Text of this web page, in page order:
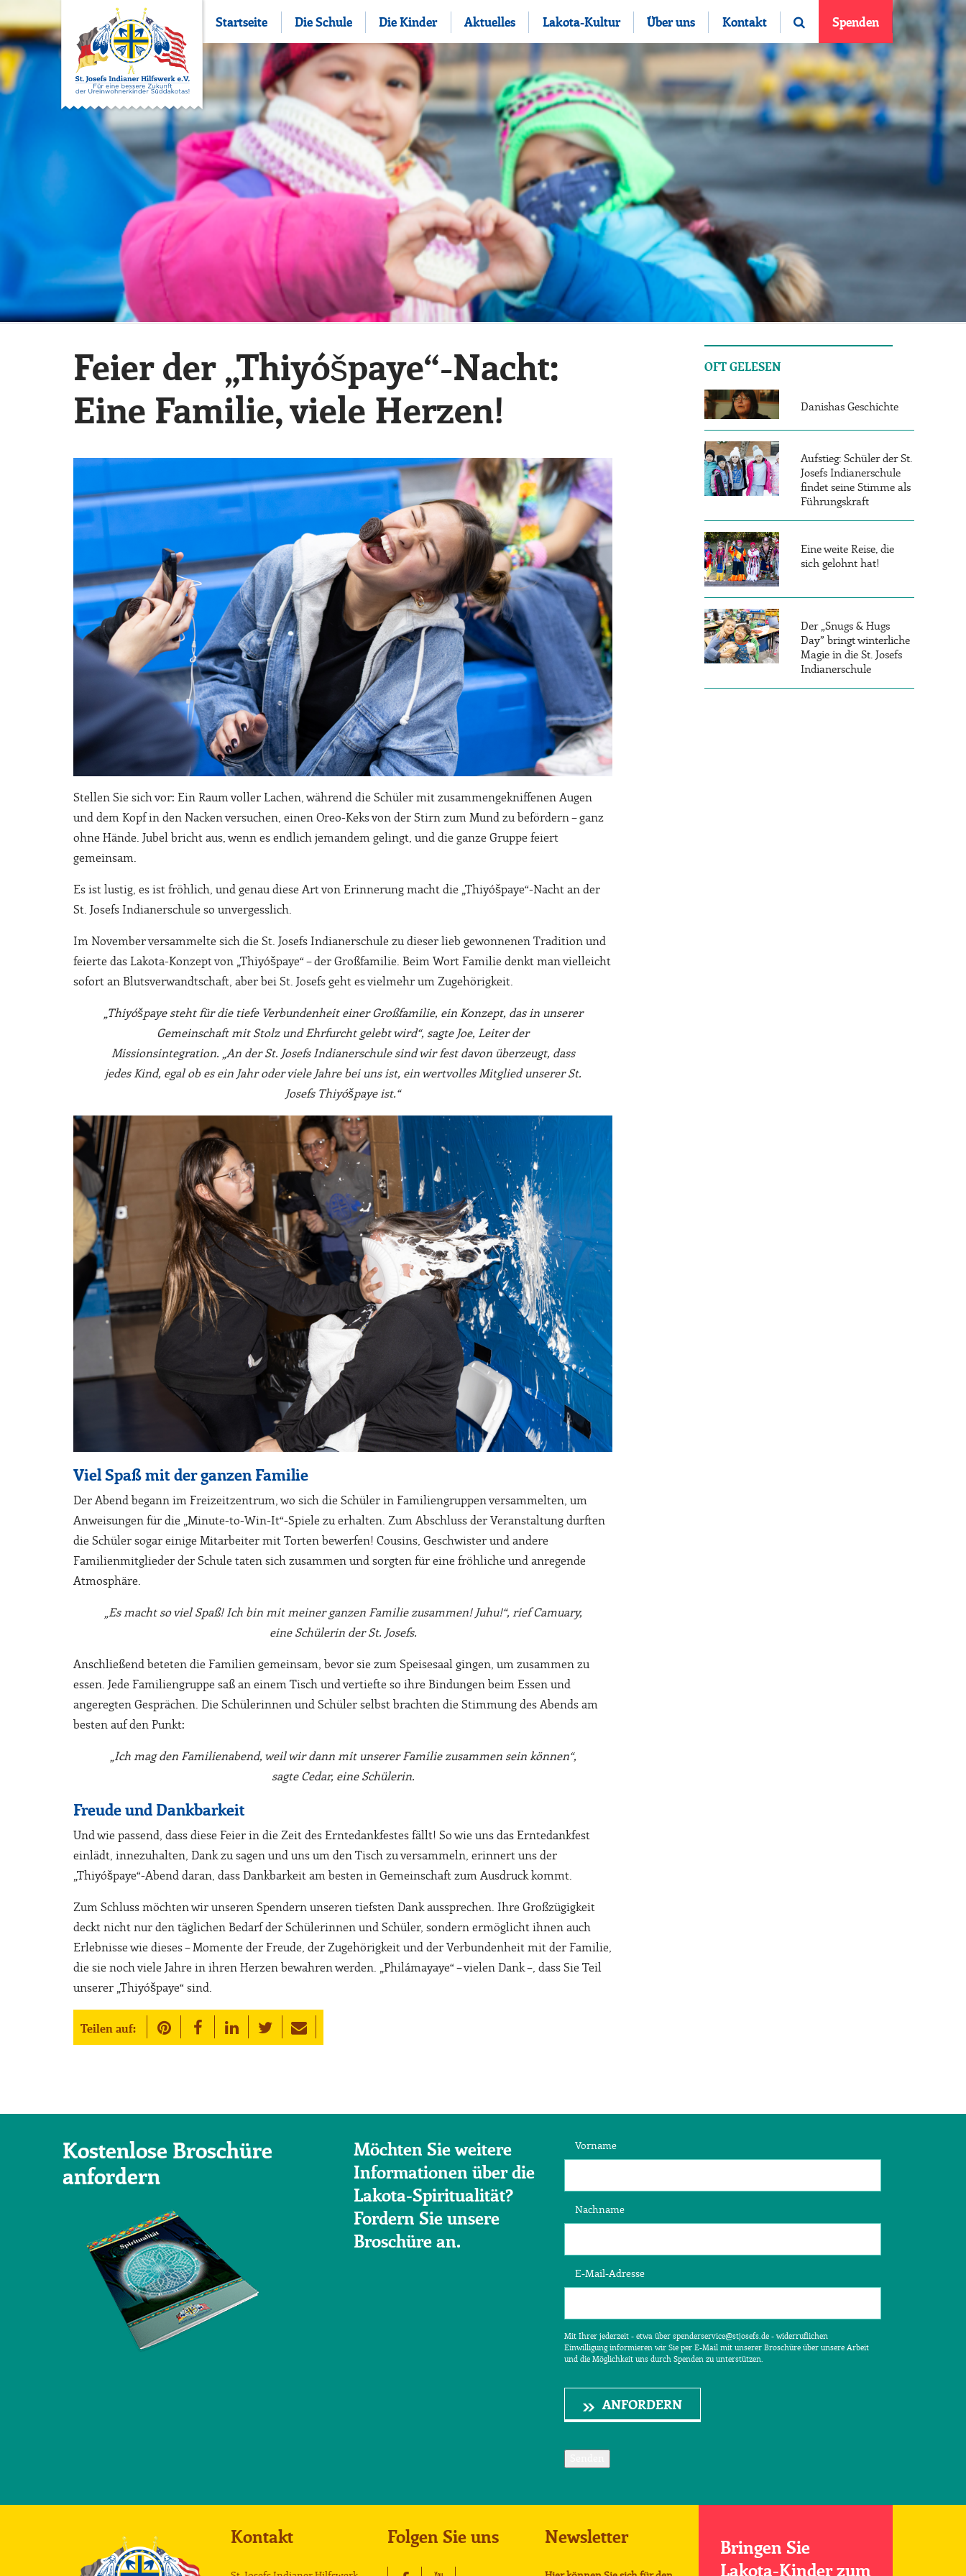
Startseite Die Schule Die Kinder Aktuelles Lakota-Kultur Über uns Kontakt Spenden
Feier der „Thiyóšpaye“-Nacht:
Eine Familie, viele Herzen!
Stellen Sie sich vor: Ein Raum voller Lachen, während die Schüler mit zusammengekniffenen Augen
und dem Kopf in den Nacken versuchen, einen Oreo-Keks von der Stirn zum Mund zu befördern – ganz
ohne Hände. Jubel bricht aus, wenn es endlich jemandem gelingt, und die ganze Gruppe feiert
gemeinsam.
Es ist lustig, es ist fröhlich, und genau diese Art von Erinnerung macht die „Thiyóšpaye“-Nacht an der
St. Josefs Indianerschule so unvergesslich.
Im November versammelte sich die St. Josefs Indianerschule zu dieser lieb gewonnenen Tradition und
feierte das Lakota-Konzept von „Thiyóšpaye“ – der Großfamilie. Beim Wort Familie denkt man vielleicht
sofort an Blutsverwandtschaft, aber bei St. Josefs geht es vielmehr um Zugehörigkeit.
„Thiyóšpaye steht für die tiefe Verbundenheit einer Großfamilie, ein Konzept, das in unserer
Gemeinschaft mit Stolz und Ehrfurcht gelebt wird“, sagte Joe, Leiter der
Missionsintegration. „An der St. Josefs Indianerschule sind wir fest davon überzeugt, dass
jedes Kind, egal ob es ein Jahr oder viele Jahre bei uns ist, ein wertvolles Mitglied unserer St.
Josefs Thiyóšpaye ist.“
Viel Spaß mit der ganzen Familie
Der Abend begann im Freizeitzentrum, wo sich die Schüler in Familiengruppen versammelten, um
Anweisungen für die „Minute-to-Win-It“-Spiele zu erhalten. Zum Abschluss der Veranstaltung durften
die Schüler sogar einige Mitarbeiter mit Torten bewerfen! Cousins, Geschwister und andere
Familienmitglieder der Schule taten sich zusammen und sorgten für eine fröhliche und anregende
Atmosphäre.
„Es macht so viel Spaß! Ich bin mit meiner ganzen Familie zusammen! Juhu!“, rief Camuary,
eine Schülerin der St. Josefs.
Anschließend beteten die Familien gemeinsam, bevor sie zum Speisesaal gingen, um zusammen zu
essen. Jede Familiengruppe saß an einem Tisch und vertiefte so ihre Bindungen beim Essen und
angeregten Gesprächen. Die Schülerinnen und Schüler selbst brachten die Stimmung des Abends am
besten auf den Punkt:
„Ich mag den Familienabend, weil wir dann mit unserer Familie zusammen sein können“,
sagte Cedar, eine Schülerin.
Freude und Dankbarkeit
Und wie passend, dass diese Feier in die Zeit des Erntedankfestes fällt! So wie uns das Erntedankfest
einlädt, innezuhalten, Dank zu sagen und uns um den Tisch zu versammeln, erinnert uns der
„Thiyóšpaye“-Abend daran, dass Dankbarkeit am besten in Gemeinschaft zum Ausdruck kommt.
Zum Schluss möchten wir unseren Spendern unseren tiefsten Dank aussprechen. Ihre Großzügigkeit
deckt nicht nur den täglichen Bedarf der Schülerinnen und Schüler, sondern ermöglicht ihnen auch
Erlebnisse wie dieses – Momente der Freude, der Zugehörigkeit und der Verbundenheit mit der Familie,
die sie noch viele Jahre in ihren Herzen bewahren werden. „Philámayaye“ – vielen Dank –, dass Sie Teil
unserer „Thiyóšpaye“ sind.
Teilen auf:
OFT GELESEN
Danishas Geschichte
Aufstieg: Schüler der St.
Josefs Indianerschule
findet seine Stimme als
Führungskraft
Eine weite Reise, die
sich gelohnt hat!
Der „Snugs & Hugs
Day” bringt winterliche
Magie in die St. Josefs
Indianerschule
Kostenlose Broschüre
anfordern
Möchten Sie weitere
Informationen über die
Lakota-Spiritualität?
Fordern Sie unsere
Broschüre an.
Vorname
Nachname
E-Mail-Adresse
Mit Ihrer jederzeit - etwa über spenderservice@stjosefs.de - widerruflichen
Einwilligung informieren wir Sie per E-Mail mit unserer Broschüre über unsere Arbeit
und die Möglichkeit uns durch Spenden zu unterstützen.
ANFORDERN
Kontakt Folgen Sie uns Newsletter
Bringen Sie
Lakota-Kinder zum